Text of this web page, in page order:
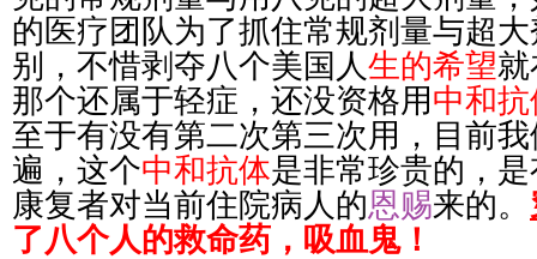
的医疗团队为了抓住常规剂量与超
别，不惜剥夺八个美国人生的希望
那个还属于轻症，还没资格用中和
至于有没有第二次第三次用，目前
遍，这个中和抗体是非常珍贵的，
康复者对当前住院病人的恩赐来的。
了八个人的救命药，吸血鬼！